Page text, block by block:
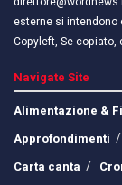
esterne si intendono
Copyleft, Se copiato,
Navigate Site
Alimentazione &
Approfondimenti
Carta canta